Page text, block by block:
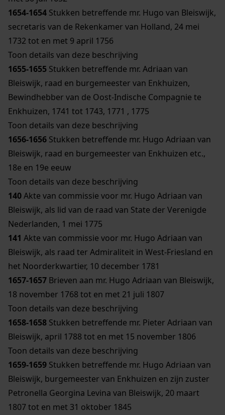
1654-1654 Stukken betreffende mr. Hugo van Bleiswijk,
secretaris van de Rekenkamer van Holland, 24 mei
1732 tot en met 9 april 1756
Toon details van deze beschrijving
1655-1655 Stukken betreffende mr. Adriaan van
Bleiswijk, raad en burgemeester van Enkhuizen,
Bewindhebber van de Oost-Indische Compagnie te
Enkhuizen, 1741 tot 1743, 1771 , 1775
Toon details van deze beschrijving
1656-1656 Stukken betreffende mr. Hugo Adriaan van
Bleiswijk, raad en burgemeester van Enkhuizen etc.,
18e en 19e eeuw
Toon details van deze beschrijving
140Akte van commissie voor mr. Hugo Adriaan van
Bleiswijk, als lid van de raad van State der Verenigde
Nederlanden, 1 mei 1775
141 Akte van commissie voor mr. Hugo Adriaan van
Bleiswijk, als raad ter Admiraliteit in West-Friesland en
het Noorderkwartier, 10 december 1781
1657-1657 Brieven aan mr. Hugo Adriaan van Bleiswijk,
18 november 1768 tot en met 21 juli 1807
Toon details van deze beschrijving
1658-1658 Stukken betreffende mr. Pieter Adriaan van
Bleiswijk, april 1788 tot en met 15 november 1806
Toon details van deze beschrijving
1659-1659 Stukken betreffende mr. Hugo Adriaan van
Bleiswijk, burgemeester van Enkhuizen en zijn zuster
Petronella Georgina Levina van Bleiswijk, 20 maart
1807 tot en met 31 oktober 1845